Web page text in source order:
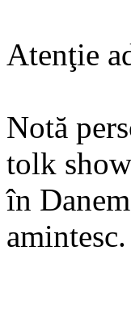
Atenţie
Notă
tolk
în
amintesc.